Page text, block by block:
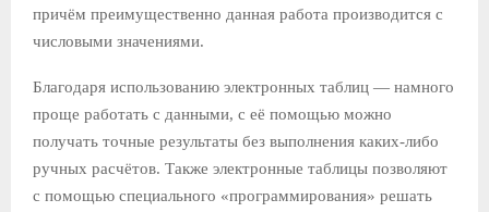
причём преимущественно данная работа производится с
числовыми значениями.
Благодаря использованию электронных таблиц — намного
проще работать с данными, с её помощью можно
получать точные результаты без выполнения каких-либо
ручных расчётов. Также электронные таблицы позволяют
с помощью специального «программирования» решать